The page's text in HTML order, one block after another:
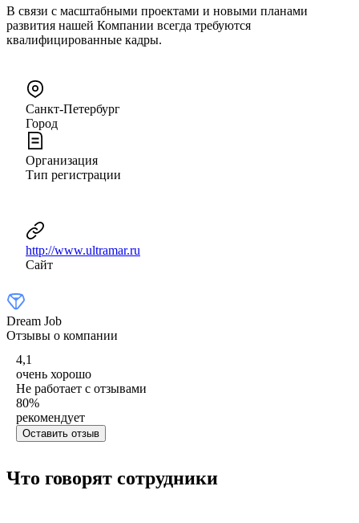
В связи с масштабными проектами и новыми планами
развития нашей Компании всегда требуются
квалифицированные кадры.
Санкт-Петербург
Город
Организация
Тип регистрации
http://www.ultramar.ru
Сайт
Dream Job
Отзывы о компании
4,1
очень хорошо
Не работает с отзывами
80%
рекомендует
Оставить отзыв
Что говорят сотрудники